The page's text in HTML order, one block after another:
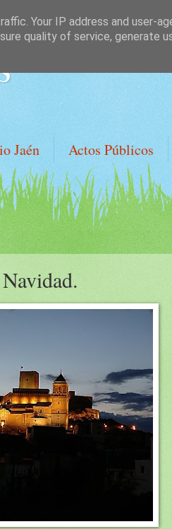
Jaén Actos Públicos
Your IP address and user-
quality of service, generate